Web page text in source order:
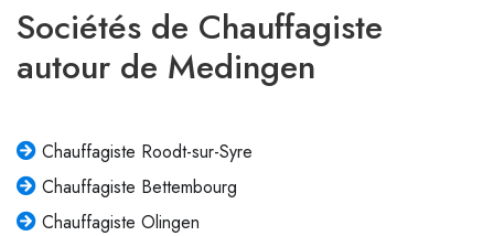
Sociétés de Chauffagiste
autour de Medingen
Chauffagiste Roodt-sur-Syre
Chauffagiste Bettembourg
Chauffagiste Olingen